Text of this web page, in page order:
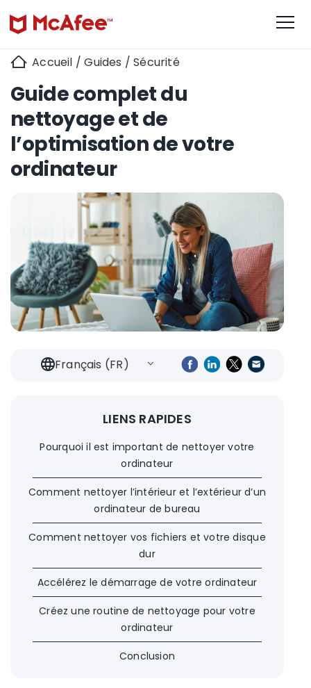
Accueil /Guides /Sécurité
Guide complet du
nettoyage et de
l’optimisation de votre
ordinateur
Français (FR)
LIENS RAPIDES
Pourquoi il est important de nettoyer votre
ordinateur
Comment nettoyer l’intérieur et l’extérieur d’un
ordinateur de bureau
Comment nettoyer vos fichiers et votre disque
dur
Accélérez le démarrage de votre ordinateur
Créez une routine de nettoyage pour votre
ordinateur
Conclusion